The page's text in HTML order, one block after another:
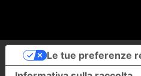
Le tue preferenze